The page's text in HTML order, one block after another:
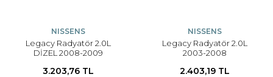
NISSENS
Legacy Radyatör 2.0L
DİZEL 2008-2009
3.203,76 TL
NISSENS
Legacy Radyatör 2.0L
2003-2008
2.403,19 TL